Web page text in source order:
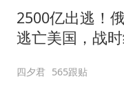
2500亿出逃！
逃亡美国，战
四夕君 565跟贴